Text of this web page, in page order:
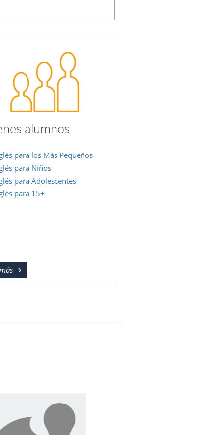
alumnos
para los Más Pequeños
para Niños
para Adolescentes
para 15+